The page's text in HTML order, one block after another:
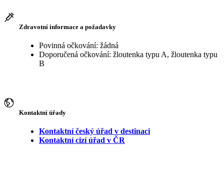
Zdravotní informace a požadavky
Povinná očkování: žádná
Doporučená očkování: žloutenka typu A, žloutenka typu
B
Kontaktní úřady
Kontaktní český úřad v destinaci
Kontaktní cizí úřad v ČR